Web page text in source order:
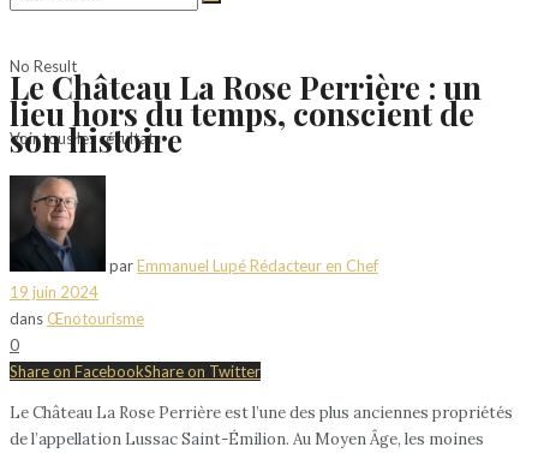
No Result
Voir tous les résultats
Le Château La Rose Perrière : un
lieu hors du temps, conscient de
son histoire
parEmmanuel Lupé Rédacteur en Chef
19 juin 2024
dans Œnotourisme
0
Share on FacebookShare on Twitter
Le Château La Rose Perrière est l’une des plus anciennes propriétés
de l’appellation Lussac Saint-Émilion. Au Moyen Âge, les moines